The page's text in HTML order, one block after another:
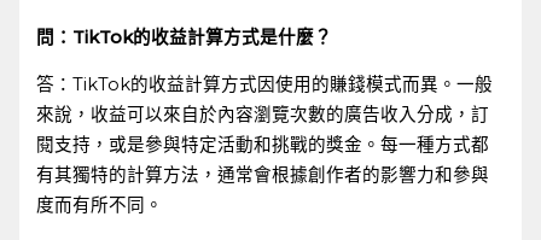
問：TikTok的收益計算方式是什麼？
答：TikTok的收益計算方式因使用的賺錢模式而異。一般
來說，收益可以來自於內容瀏覽次數的廣告收入分成，訂
閱支持，或是參與特定活動和挑戰的獎金。每一種方式都
有其獨特的計算方法，通常會根據創作者的影響力和參與
度而有所不同。